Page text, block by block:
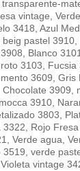
vintage,
3418, Azul
pastel 3910,
Blanco
3103, Fucsia
3609, Gris
3909,
3910,
3803,
3322, Rojo
Verde agua,
3519, verde
vintage